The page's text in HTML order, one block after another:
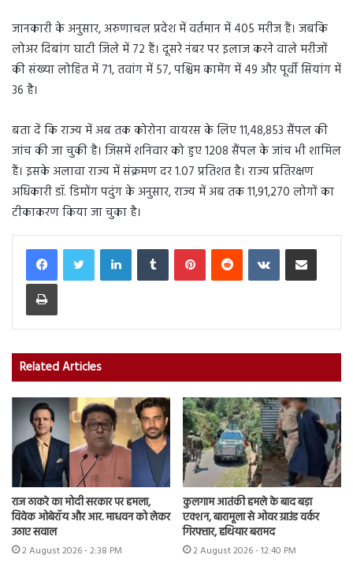
जानकारी के अनुसार, अरुणाचल प्रदेश में वर्तमान में 405 मरीज हैं। जबकि
लोअर दिबांग घाटी जिले में 72 हैं। दूसरे नंबर पर इलाज करने वाले मरीजों
की संख्या लोहित में 71, तवांग में 57, पश्चिम कामेंग में 49 और पूर्वी सियांग में
36 है।
बता दें कि राज्य में अब तक कोरोना वायरस के लिए 11,48,853 सैंपल की
जांच की जा चुकी है। जिसमें शनिवार को हुए 1208 सैंपल के जांच भी शामिल
हैं। इसके अलावा राज्य में संक्रमण दर 1.07 प्रतिशत है। राज्य प्रतिरक्षण
अधिकारी डॉ. डिमोंग पदुंग के अनुसार, राज्य में अब तक 11,91,270 लोगों का
टीकाकरण किया जा चुका है।
LinkedInTumblr PinterestReddit VKontakteShare via Email
Print
Related Articles
राज ठाकरे का मोदी सरकार पर हमला,
विवेक ओबेरॉय और आर. माधवन को लेकर
उठाए सवाल
2 August 2026 - 2:38 PM
कुलगाम आतंकी हमले के बाद बड़ा
एक्शन, बारामूला से ओवर ग्राउंड वर्कर
गिरफ्तार, हथियार बरामद
2 August 2026 - 12:40 PM